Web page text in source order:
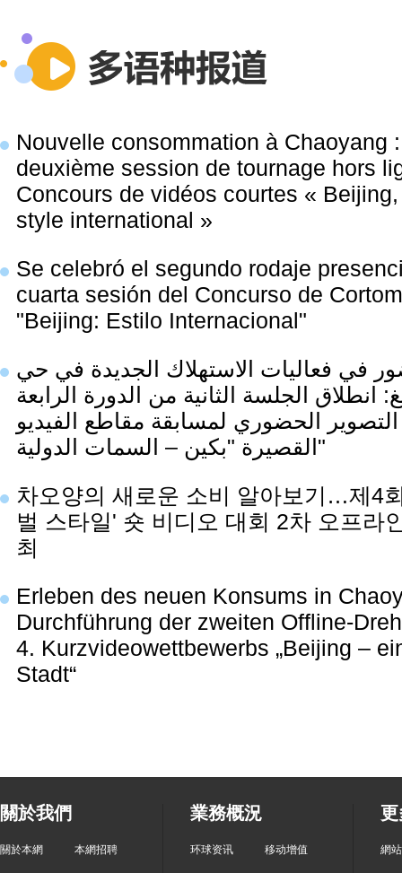
Nouvelle consommation à Chaoyang
deuxième session de tournage hors
Concours de vidéos courtes «
style international »
Se celebró el segundo rodaje
cuarta sesión del Concurso de
"Beijing: Estilo Internacional"
في فعاليات الاستهلاك الجديدة في حي
انطلاق الجلسة الثانية من الدورة الرابعة
التصوير الحضوري لمسابقة مقاطع الفيديو
القصيرة "بكين – السمات الدولية"
차오양의 새로운 소비 알아보기…제4
벌 스타일' 숏 비디오 대회 2차 오프라
최
Erleben des neuen Konsums in
Durchführung der zweiten Offline-
4. Kurzvideowettbewerbs „Beijing –
Stadt“
關於我們
關於本網 本網招聘
業務概況
环球资讯 移动增值 網